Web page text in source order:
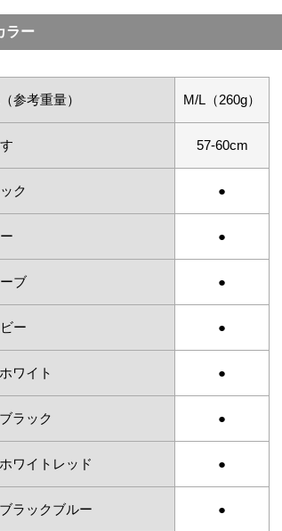
ラー
参考重量） M/L（260g）
57-60cm
ク ●
●
ブ ●
ー ●
ワイト ●
ラック ●
ワイトレッド ●
ラックブルー ●